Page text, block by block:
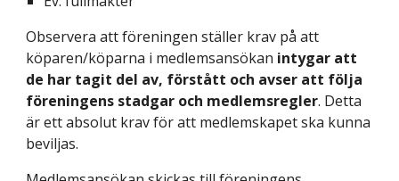
Observera att föreningen ställer krav på att
köparen/köparna i medlemsansökan intygar att
de har tagit del av, förstått och avser att följa
föreningens stadgar och medlemsregler. Detta
är ett absolut krav för att medlemskapet ska kunna
beviljas.